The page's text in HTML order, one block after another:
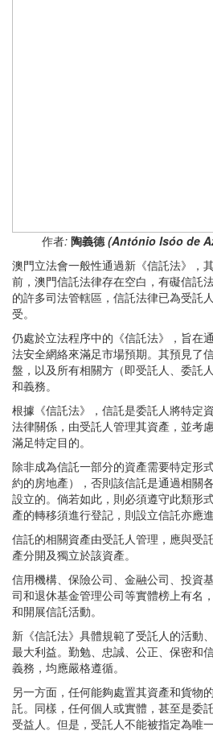
作者: 陶義德(António Isóo de
澳門立法會一般性通過新《信託法》，
前，澳門信託法律存在空白，有礙信託
的許多司法管轄區，信託法律已為受託
受。
仍處於立法程序中的《信託法》，旨在
法安全網絡來滿足市場預期。其預見了
盤，以及所有相關方（即受託人、委託
和義務。
根據《信託法》，信託是委託人將特定
法律關係，由受託人管理其資產，並考
滿足特定目的。
除非成為信託一部分的資產需要特定形
約的房地產），否則該信託是通過相關
設立的。倘若如此，則必須遵守此類形
產的轉移須進行登記，則設立信託亦應進
信託的相關資產由受託人管理，應與受
產分開及獨立於該資產。
信用機構、保險公司、金融公司、投資
司和退休基金管理公司等實體榜上有名
和開展信託活動。
新《信託法》具體規範了受託人的活動
最大利益。勤勉、忠誠、公正、保密和
義務，均應嚴格遵循。
另一方面，任何能夠處置其資產和貨物
託。同樣，任何個人或實體，甚至是委
受益人。但是，受託人不能被指定為唯一